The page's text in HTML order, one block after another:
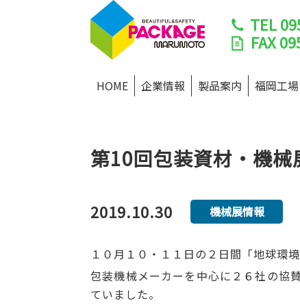
TEL
FAX
HOME 企業情報 製品案内 福岡工場
第10回包装資材・機械
2019.10.30 機械展情報
１０月１０・１１日の２日間「地球環
包装機械メーカーを中心に２６社の協
ていました。